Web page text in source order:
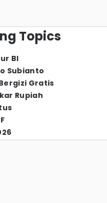
Topics
BI
Subianto
Gratis
Rupiah